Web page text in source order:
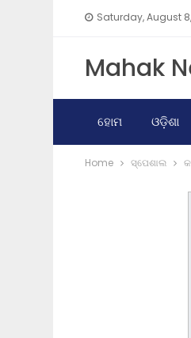
Saturday, August
Mahak
ହୋମ ଓଡ଼ିଶା
Home ସ୍ପେଶାଲ